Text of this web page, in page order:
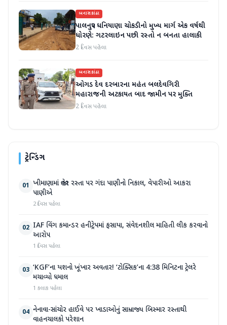
બનાસકાંઠા
પાલનપુર ધનિયાણા ચોકડીનો મુખ્ય માર્ગ એક વર્ષથી
ધોરણે: ગટરલાઇન પછી રસ્તો ન બનતા હાલાકી
2 દિવસ પહેલા
બનાસકાંઠા
ઓગડ દેવ દરબારના મહંત બલદેવગિરી
મહારાજની અટકાયત બાદ જામીન પર મુક્તિ
2 દિવસ પહેલા
ટ્રેન્ડિંગ
01 ખીમાણામાં જાહેર રસ્તા પર ગંદા પાણીનો નિકાલ, વેપારીઓ આકરા
પાણીએ
2 દિવસ પહેલા
02 IAF વિંગ કમાન્ડર હનીટ્રેપમાં ફસાયા, સંવેદનશીલ માહિતી લીક કરવાનો
આરોપ
1 દિવસ પહેલા
03 ‘KGF’ના યશનો ખૂંખાર અવતાર! ‘ટોક્સિક’ના 4:38 મિનિટના ટ્રેલરે
મચાવ્યો ધમાલ
1 કલાક પહેલા
04 નેનાવા-સાંચોર હાઈવે પર ખાડાઓનું સામ્રાજ્ય બિસ્માર રસ્તાથી
વાહનચાલકો પરેશાન